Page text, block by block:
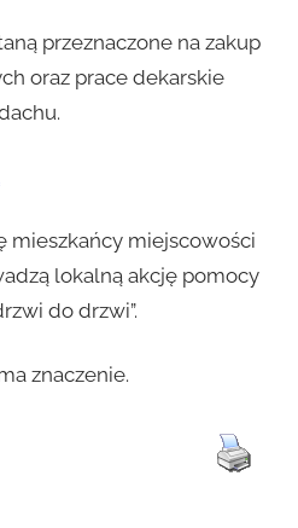
przeznaczone na zakup
oraz prace dekarskie
mieszkańcy miejscowości
lokalną akcję pomocy
do drzwi”.
znaczenie.